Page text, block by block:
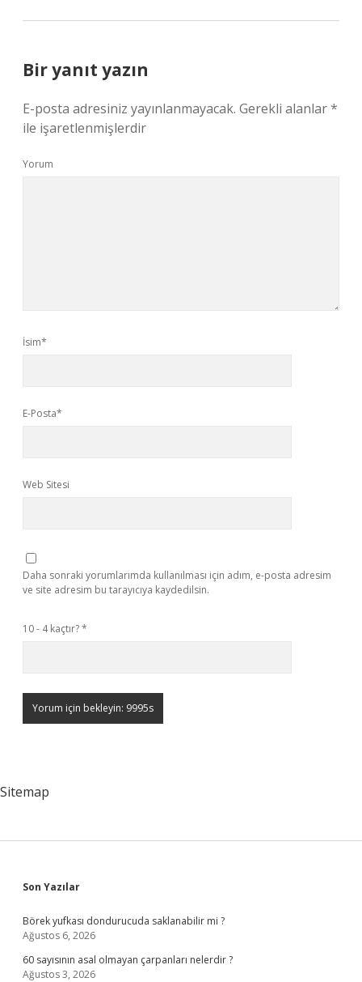
Bir yanıt yazın
E-posta adresiniz yayınlanmayacak. Gerekli alanlar*
ile işaretlenmişlerdir
Yorum
İsim*
E-Posta*
Web Sitesi
Daha sonraki yorumlarımda kullanılması için adım, e-posta adresim
ve site adresim bu tarayıcıya kaydedilsin.
10 - 4 kaçtır?*
Sitemap
Sidebar
Son Yazılar
Börek yufkası dondurucuda saklanabilir mi ?
Ağustos 6, 2026
60 sayısının asal olmayan çarpanları nelerdir ?
Ağustos 3, 2026